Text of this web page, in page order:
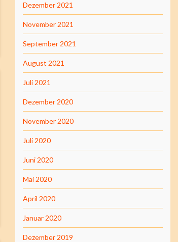
Dezember 2021
November 2021
September 2021
August 2021
Juli 2021
Dezember 2020
November 2020
Juli 2020
Juni 2020
Mai 2020
April 2020
Januar 2020
Dezember 2019